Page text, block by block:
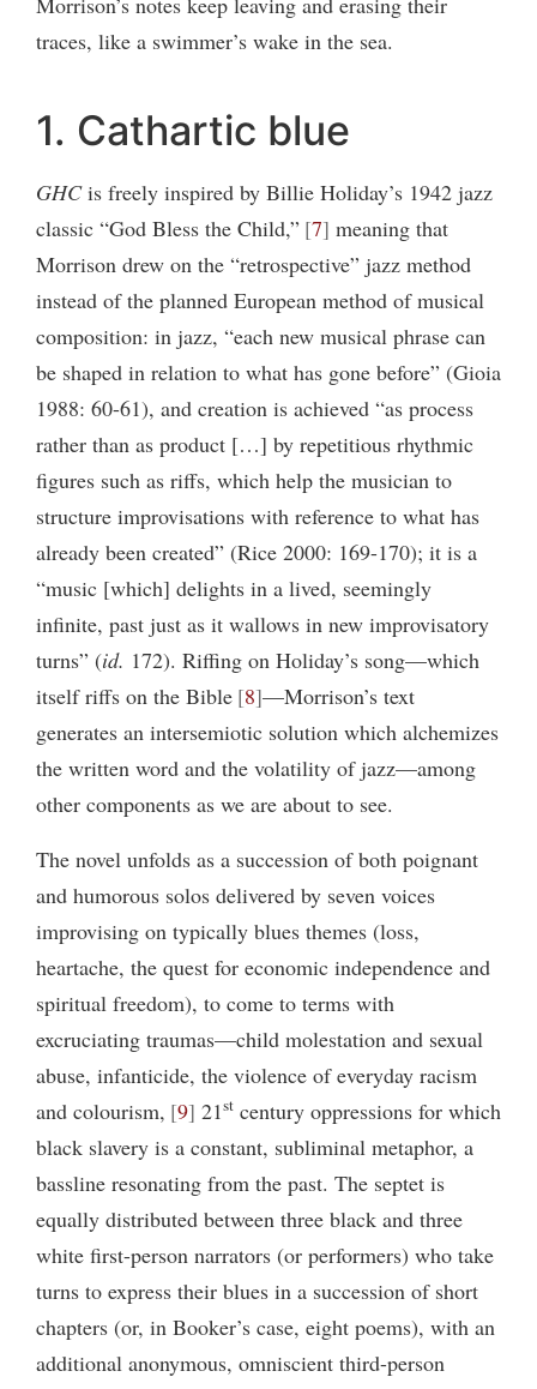
traces, like a swimmer’s wake in the sea.
1. Cathartic blue
GHCis freely inspired by Billie Holiday’s 1942 jazz
classic “God Bless the Child,” 7 meaning that
Morrison drew on the “retrospective” jazz method
instead of the planned European method of musical
composition: in jazz, “each new musical phrase can
be shaped in relation to what has gone before” (Gioia
1988: 60-61), and creation is achieved “as process
rather than as product […] by repetitious rhythmic
figures such as riffs, which help the musician to
structure improvisations with reference to what has
already been created” (Rice 2000: 169-170); it is a
“music [which] delights in a lived, seemingly
infinite, past just as it wallows in new improvisatory
turns” (id. 172). Riffing on Holiday’s song—which
itself riffs on the Bible 8 —Morrison’s text
generates an intersemiotic solution which alchemizes
the written word and the volatility of jazz—among
other components as we are about to see.
The novel unfolds as a succession of both poignant
and humorous solos delivered by seven voices
improvising on typically blues themes (loss,
heartache, the quest for economic independence and
spiritual freedom), to come to terms with
excruciating traumas—child molestation and sexual
abuse, infanticide, the violence of everyday racism
and colourism, 9 21stcentury oppressions for which
black slavery is a constant, subliminal metaphor, a
bassline resonating from the past. The septet is
equally distributed between three black and three
white first-person narrators (or performers) who take
turns to express their blues in a succession of short
chapters (or, in Booker’s case, eight poems), with an
additional anonymous, omniscient third-person